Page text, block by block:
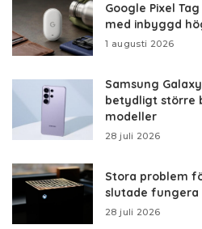
Google Pixel
med inbyggd
1 augusti 2026
Samsung
betydligt större
modeller
28 juli 2026
Stora problem
slutade fungera
28 juli 2026